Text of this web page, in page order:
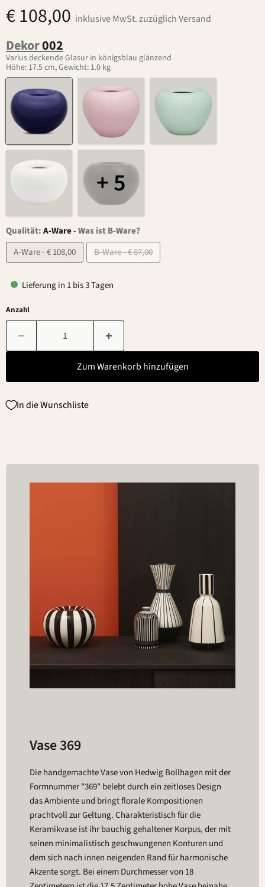
€ 108,00 inklusive MwSt. zuzüglich Versand
Dekor002
Varius deckende Glasur in königsblau glänzend
Höhe: 17.5 cm, Gewicht: 1.0 kg
+ 5
Qualität:A-Ware-Was ist B-Ware?
A-Ware - € 108,00
B-Ware - € 87,00
Lieferung in 1 bis 3 Tagen
Anzahl
Zum Warenkorb hinzufügen
In die Wunschliste
Vase 369
Die handgemachte Vase von Hedwig Bollhagen mit der
Formnummer "369" belebt durch ein zeitloses Design
das Ambiente und bringt florale Kompositionen
prachtvoll zur Geltung. Charakteristisch für die
Keramikvase ist ihr bauchig gehaltener Korpus, der mit
seinen minimalistisch geschwungenen Konturen und
dem sich nach innen neigenden Rand für harmonische
Akzente sorgt. Bei einem Durchmesser von 18